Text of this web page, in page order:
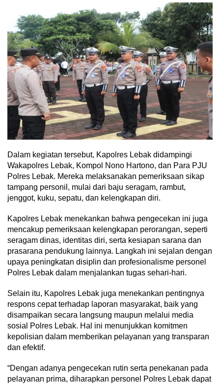
Dalam kegiatan tersebut, Kapolres Lebak didampingi
Wakapolres Lebak, Kompol Nono Hartono, dan Para PJU
Polres Lebak. Mereka melaksanakan pemeriksaan sikap
tampang personil, mulai dari baju seragam, rambut,
jenggot, kuku, sepatu, dan kelengkapan diri.
Kapolres Lebak menekankan bahwa pengecekan ini juga
mencakup pemeriksaan kelengkapan perorangan, seperti
seragam dinas, identitas diri, serta kesiapan sarana dan
prasarana pendukung lainnya. Langkah ini sejalan dengan
upaya peningkatan disiplin dan profesionalisme personel
Polres Lebak dalam menjalankan tugas sehari-hari.
Selain itu, Kapolres Lebak juga menekankan pentingnya
respons cepat terhadap laporan masyarakat, baik yang
disampaikan secara langsung maupun melalui media
sosial Polres Lebak. Hal ini menunjukkan komitmen
kepolisian dalam memberikan pelayanan yang transparan
dan efektif.
“Dengan adanya pengecekan rutin serta penekanan pada
pelayanan prima, diharapkan personel Polres Lebak dapat